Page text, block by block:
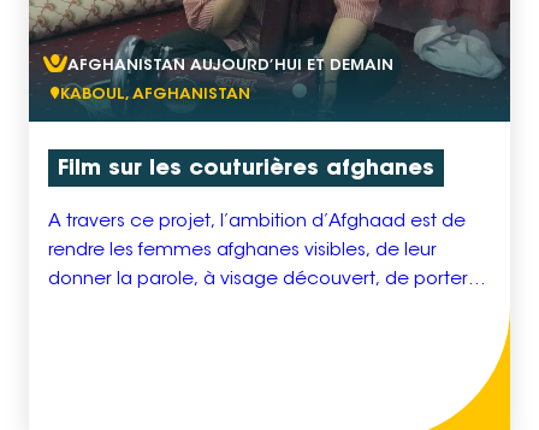
AFGHANISTAN AUJOURD’HUI ET DEMAIN
KABOUL, AFGHANISTAN
Film sur les couturières afghanes
A travers ce projet, l’ambition d’Afghaad est de
rendre les femmes afghanes visibles, de leur
donner la parole, à visage découvert, de porter